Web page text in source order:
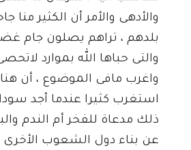
والأدهى والأمر أن الكثير
بلدهم ، تراهم يصلون جام
والتى حباها الله بموارد
واغرب مافى الموضوع ، أن
استغرب كثيرا عندما أجد
ذلك مدعاة للفخر أم الندم
عن بناء دول الشعوب الأخرى